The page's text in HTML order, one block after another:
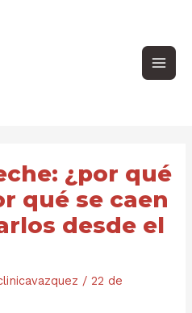
¿por qué
qué se caen
desde el
/22 de